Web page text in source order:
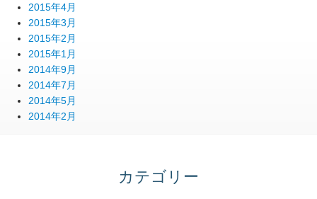
2015年4月
2015年3月
2015年2月
2015年1月
2014年9月
2014年7月
2014年5月
2014年2月
カテゴリー